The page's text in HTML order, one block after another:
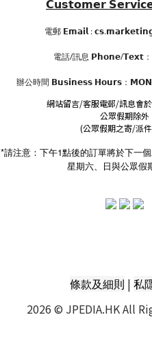
𝗖𝘂𝘀𝘁𝗼𝗺𝗲𝗿
電郵 𝗘𝗺𝗮𝗶𝗹 :
電話/訊息 𝗣𝗵𝗼𝗻𝗲/𝗧𝗲𝘅𝘁
辦公時間 𝗕𝘂𝘀𝗶𝗻𝗲𝘀𝘀 𝗛𝗼𝘂𝗿𝘀：
網站留言/客服電郵/訊息會
公眾假期除外
(公眾假期之寄/派
*請注意：下午1點後的訂單將於下一
星期六、日與公眾假
條款及細則 | 私
2026 © JPEDIA.HK All